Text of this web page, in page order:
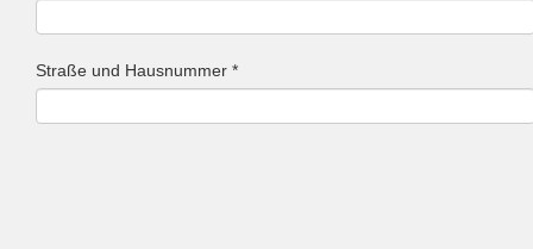
Straße und Hausnummer *